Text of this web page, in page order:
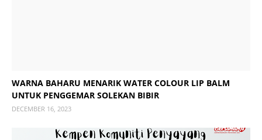
WARNA BAHARU MENARIK WATER COLOUR LIP BALM
UNTUK PENGGEMAR SOLEKAN BIBIR
DECEMBER 16, 2023